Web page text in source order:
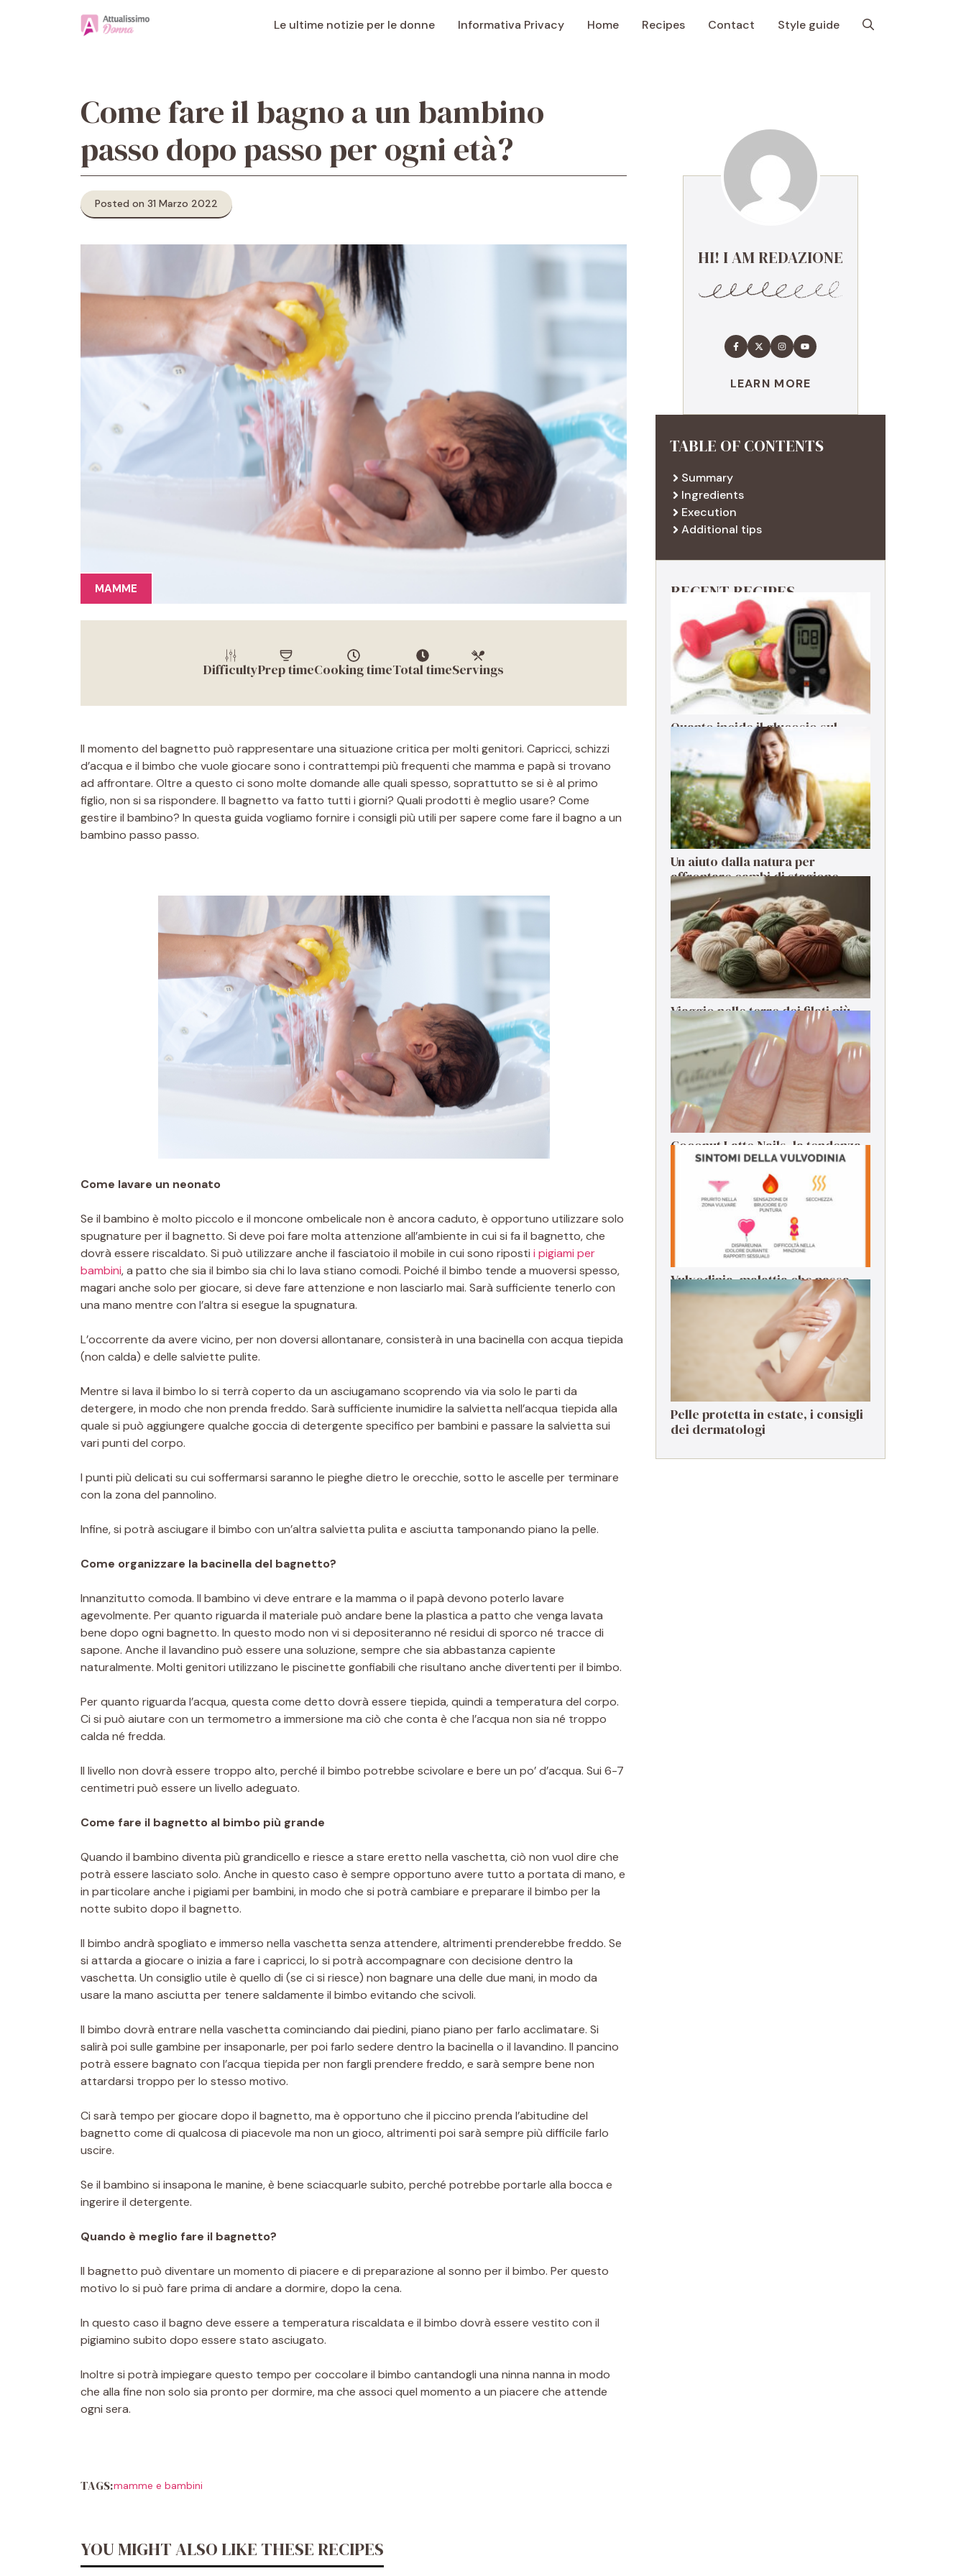
Le ultime notizie per le donne Informativa Privacy Home Recipes Contact Style guide
Come fare il bagno a un bambino
passo dopo passo per ogni età?
Posted on 31 Marzo 2022
MAMME
DifficultyPrep timeCooking timeTotal timeServings
Il momento del bagnetto può rappresentare una situazione critica per molti genitori. Capricci, schizzi
d’acqua e il bimbo che vuole giocare sono i contrattempi più frequenti che mamma e papà si trovano
ad affrontare. Oltre a questo ci sono molte domande alle quali spesso, soprattutto se si è al primo
figlio, non si sa rispondere. Il bagnetto va fatto tutti i giorni? Quali prodotti è meglio usare? Come
gestire il bambino? In questa guida vogliamo fornire i consigli più utili per sapere come fare il bagno a un
bambino passo passo.
Come lavare un neonato
Se il bambino è molto piccolo e il moncone ombelicale non è ancora caduto, è opportuno utilizzare solo
spugnature per il bagnetto. Si deve poi fare molta attenzione all’ambiente in cui si fa il bagnetto, che
dovrà essere riscaldato. Si può utilizzare anche il fasciatoio il mobile in cui sono riposti i pigiami per
bambini, a patto che sia il bimbo sia chi lo lava stiano comodi. Poiché il bimbo tende a muoversi spesso,
magari anche solo per giocare, si deve fare attenzione e non lasciarlo mai. Sarà sufficiente tenerlo con
una mano mentre con l’altra si esegue la spugnatura.
L’occorrente da avere vicino, per non doversi allontanare, consisterà in una bacinella con acqua tiepida
(non calda) e delle salviette pulite.
Mentre si lava il bimbo lo si terrà coperto da un asciugamano scoprendo via via solo le parti da
detergere, in modo che non prenda freddo. Sarà sufficiente inumidire la salvietta nell’acqua tiepida alla
quale si può aggiungere qualche goccia di detergente specifico per bambini e passare la salvietta sui
vari punti del corpo.
I punti più delicati su cui soffermarsi saranno le pieghe dietro le orecchie, sotto le ascelle per terminare
con la zona del pannolino.
Infine, si potrà asciugare il bimbo con un’altra salvietta pulita e asciutta tamponando piano la pelle.
Come organizzare la bacinella del bagnetto?
Innanzitutto comoda. Il bambino vi deve entrare e la mamma o il papà devono poterlo lavare
agevolmente. Per quanto riguarda il materiale può andare bene la plastica a patto che venga lavata
bene dopo ogni bagnetto. In questo modo non vi si depositeranno né residui di sporco né tracce di
sapone. Anche il lavandino può essere una soluzione, sempre che sia abbastanza capiente
naturalmente. Molti genitori utilizzano le piscinette gonfiabili che risultano anche divertenti per il bimbo.
Per quanto riguarda l’acqua, questa come detto dovrà essere tiepida, quindi a temperatura del corpo.
Ci si può aiutare con un termometro a immersione ma ciò che conta è che l’acqua non sia né troppo
calda né fredda.
Il livello non dovrà essere troppo alto, perché il bimbo potrebbe scivolare e bere un po’ d’acqua. Sui 6-7
centimetri può essere un livello adeguato.
Come fare il bagnetto al bimbo più grande
Quando il bambino diventa più grandicello e riesce a stare eretto nella vaschetta, ciò non vuol dire che
potrà essere lasciato solo. Anche in questo caso è sempre opportuno avere tutto a portata di mano, e
in particolare anche i pigiami per bambini, in modo che si potrà cambiare e preparare il bimbo per la
notte subito dopo il bagnetto.
Il bimbo andrà spogliato e immerso nella vaschetta senza attendere, altrimenti prenderebbe freddo. Se
si attarda a giocare o inizia a fare i capricci, lo si potrà accompagnare con decisione dentro la
vaschetta. Un consiglio utile è quello di (se ci si riesce) non bagnare una delle due mani, in modo da
usare la mano asciutta per tenere saldamente il bimbo evitando che scivoli.
Il bimbo dovrà entrare nella vaschetta cominciando dai piedini, piano piano per farlo acclimatare. Si
salirà poi sulle gambine per insaponarle, per poi farlo sedere dentro la bacinella o il lavandino. Il pancino
potrà essere bagnato con l’acqua tiepida per non fargli prendere freddo, e sarà sempre bene non
attardarsi troppo per lo stesso motivo.
Ci sarà tempo per giocare dopo il bagnetto, ma è opportuno che il piccino prenda l’abitudine del
bagnetto come di qualcosa di piacevole ma non un gioco, altrimenti poi sarà sempre più difficile farlo
uscire.
Se il bambino si insapona le manine, è bene sciacquarle subito, perché potrebbe portarle alla bocca e
ingerire il detergente.
Quando è meglio fare il bagnetto?
Il bagnetto può diventare un momento di piacere e di preparazione al sonno per il bimbo. Per questo
motivo lo si può fare prima di andare a dormire, dopo la cena.
In questo caso il bagno deve essere a temperatura riscaldata e il bimbo dovrà essere vestito con il
pigiamino subito dopo essere stato asciugato.
Inoltre si potrà impiegare questo tempo per coccolare il bimbo cantandogli una ninna nanna in modo
che alla fine non solo sia pronto per dormire, ma che associ quel momento a un piacere che attende
ogni sera.
TAGS:mamme e bambini
YOU MIGHT ALSO LIKE THESE RECIPES
HI! I AM REDAZIONE
LEARN MORE
TABLE OF CONTENTS
Summary
Ingredients
Execution
Additional tips
RECENT RECIPES
Quanto incide il glucosio sul
sistema immunitario?
Un aiuto dalla natura per
affrontare cambi di stagione,
stress e cali di energia
Viaggio nelle terre dei filati più
rari: dalle origini alla filatura
Coconut Latte Nails, la tendenza
da seguire per la manicure estiva
Vulvodinia, malattia che passa
troppo spesso in secondo piano
Pelle protetta in estate, i consigli
dei dermatologi